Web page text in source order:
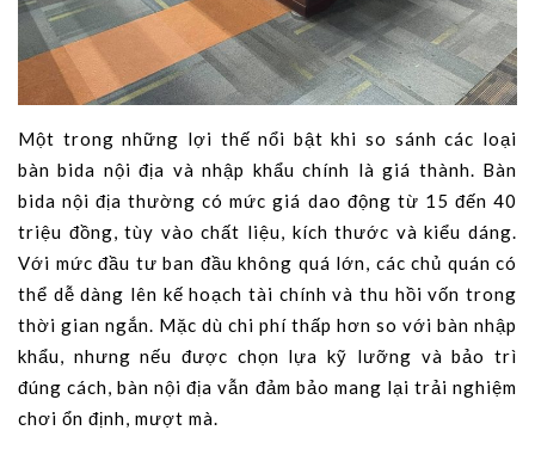
Một trong những lợi thế nổi bật khi so sánh các loại
bàn bida nội địa và nhập khẩu chính là giá thành. Bàn
bida nội địa thường có mức giá dao động từ 15 đến 40
triệu đồng, tùy vào chất liệu, kích thước và kiểu dáng.
Với mức đầu tư ban đầu không quá lớn, các chủ quán có
thể dễ dàng lên kế hoạch tài chính và thu hồi vốn trong
thời gian ngắn. Mặc dù chi phí thấp hơn so với bàn nhập
khẩu, nhưng nếu được chọn lựa kỹ lưỡng và bảo trì
đúng cách, bàn nội địa vẫn đảm bảo mang lại trải nghiệm
chơi ổn định, mượt mà.